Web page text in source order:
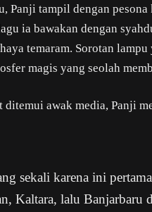
Panji tampil dengan
ia bawakan dengan
temaram. Sorotan
magis yang seolah
ditemui awak media, Panji
sekali karena ini
Kaltara, lalu